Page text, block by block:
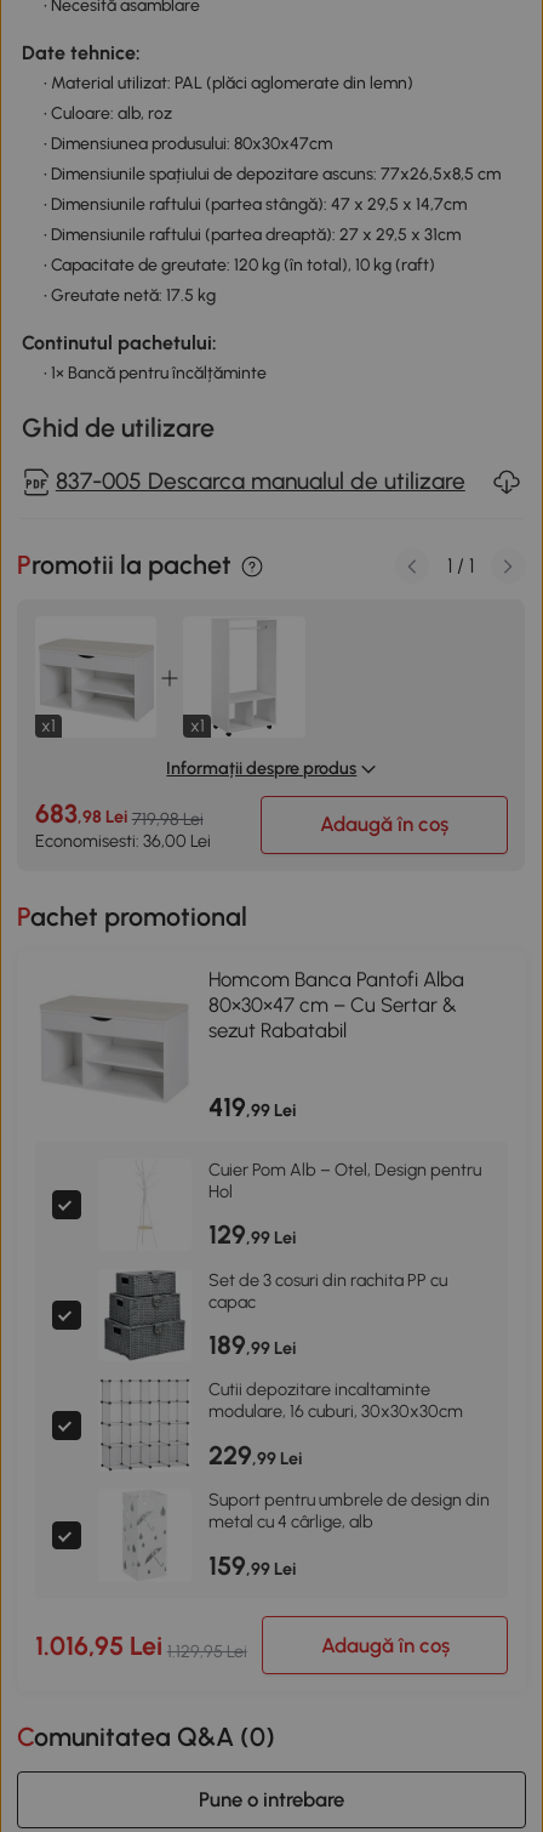
• Necesită asamblare
Date tehnice:
• Material utilizat: PAL (plăci aglomerate din lemn)
• Culoare: alb, roz
• Dimensiunea produsului: 80x30x47cm
• Dimensiunile spațiului de depozitare ascuns: 77x26,5x8,5 cm
• Dimensiunile raftului (partea stângă): 47 x 29,5 x 14,7cm
• Dimensiunile raftului (partea dreaptă): 27 x 29,5 x 31cm
• Capacitate de greutate: 120 kg (în total), 10 kg (raft)
• Greutate netă: 17.5 kg
Continutul pachetului:
• 1× Bancă pentru încălțăminte
Ghid de utilizare
837-005 Descarca manualul de utilizare
Promotii la pachet
x1
x1
Informații despre produs
683,98 Lei 719,98 Lei
Economisesti: 36,00 Lei
Adaugă în coș
1 / 1
Pachet promotional
Homcom Banca Pantofi Alba
80×30×47 cm – Cu Sertar &
sezut Rabatabil
419,99 Lei
Cuier Pom Alb – Otel, Design pentru
Hol
129,99 Lei
Set de 3 cosuri din rachita PP cu
capac
189,99 Lei
Cutii depozitare incaltaminte
modulare, 16 cuburi, 30x30x30cm
229,99 Lei
Suport pentru umbrele de design din
metal cu 4 cârlige, alb
159,99 Lei
1.016,95 Lei 1.129,95 Lei Adaugă în coș
Comunitatea Q&A (0)
Pune o intrebare